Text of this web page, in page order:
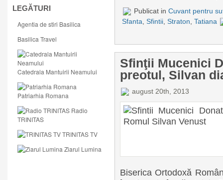
LEGĂTURI
Agentia de stiri Basilica
Basilica Travel
Catedrala Mantuirii Neamului
Patriarhia Romana
Radio
TRINITAS
TRINITAS TV
Ziarul Lumina
Publicat in Cuvant pentru
Sfanta Sfintii Straton Tatiana
Sfinţii Mucenici
preotul, Silvan
august 20th, 2013
Biserica Ortodoxă